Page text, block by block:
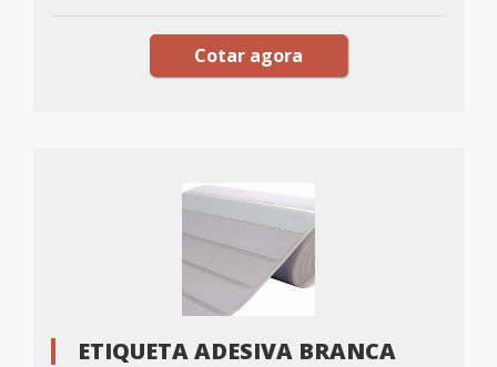
Cotar agora
ETIQUETA ADESIVA BRANCA